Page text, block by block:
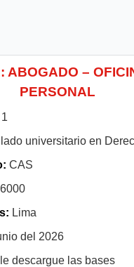
ABOGADO –
PERSONAL
1
universitario en
CAS
6000
Lima
del 2026
descargue las bases